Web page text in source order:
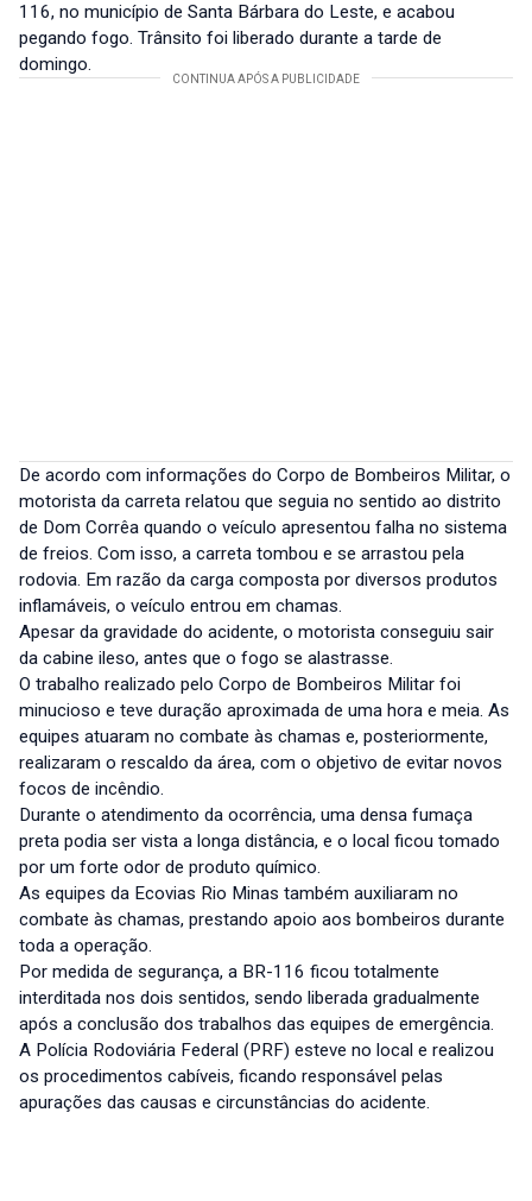
116, no município de Santa Bárbara do Leste, e acabou
pegando fogo. Trânsito foi liberado durante a tarde de
domingo.
De acordo com informações do Corpo de Bombeiros Militar, o
motorista da carreta relatou que seguia no sentido ao distrito
de Dom Corrêa quando o veículo apresentou falha no sistema
de freios. Com isso, a carreta tombou e se arrastou pela
rodovia. Em razão da carga composta por diversos produtos
inflamáveis, o veículo entrou em chamas.
Apesar da gravidade do acidente, o motorista conseguiu sair
da cabine ileso, antes que o fogo se alastrasse.
O trabalho realizado pelo Corpo de Bombeiros Militar foi
minucioso e teve duração aproximada de uma hora e meia. As
equipes atuaram no combate às chamas e, posteriormente,
realizaram o rescaldo da área, com o objetivo de evitar novos
focos de incêndio.
Durante o atendimento da ocorrência, uma densa fumaça
preta podia ser vista a longa distância, e o local ficou tomado
por um forte odor de produto químico.
As equipes da Ecovias Rio Minas também auxiliaram no
combate às chamas, prestando apoio aos bombeiros durante
toda a operação.
Por medida de segurança, a BR-116 ficou totalmente
interditada nos dois sentidos, sendo liberada gradualmente
após a conclusão dos trabalhos das equipes de emergência.
A Polícia Rodoviária Federal (PRF) esteve no local e realizou
os procedimentos cabíveis, ficando responsável pelas
apurações das causas e circunstâncias do acidente.